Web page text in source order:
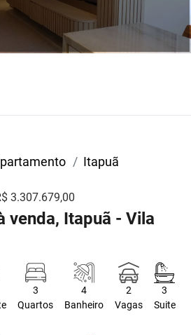
Itapuã
3.307.679,00
venda, Itapuã - Vila
3
Quartos
4
Banheiro
2
Vagas
3
Suite